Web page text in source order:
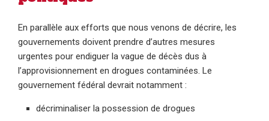
En parallèle aux efforts que nous venons de décrire, les
gouvernements doivent prendre d’autres mesures
urgentes pour endiguer la vague de décès dus à
l’approvisionnement en drogues contaminées. Le
gouvernement fédéral devrait notamment :
décriminaliser la possession de drogues